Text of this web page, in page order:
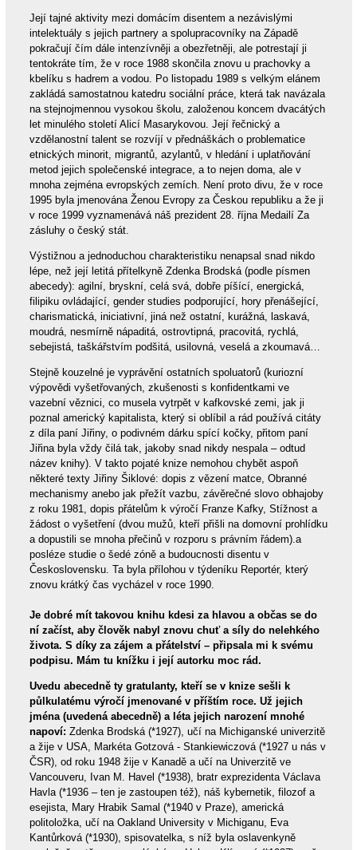
Její tajné aktivity mezi domácím disentem a nezávislými
intelektuály s jejich partnery a spolupracovníky na Západě
pokračují čím dále intenzívněji a obezřetněji, ale potrestají ji
tentokráte tím, že v roce 1988 skončila znovu u prachovky a
kbelíku s hadrem a vodou. Po listopadu 1989 s velkým elánem
zakládá samostatnou katedru sociální práce, která tak navázala
na stejnojmennou vysokou školu, založenou koncem dvacátých
let minulého století Alicí Masarykovou. Její řečnický a
vzdělanostní talent se rozvíjí v přednáškách o problematice
etnických minorit, migrantů, azylantů, v hledání i uplatňování
metod jejich společenské integrace, a to nejen doma, ale v
mnoha zejména evropských zemích. Není proto divu, že v roce
1995 byla jmenována Ženou Evropy za Českou republiku a že ji
v roce 1999 vyznamenává náš prezident 28. října Medailí Za
zásluhy o český stát.
Výstižnou a jednoduchou charakteristiku nenapsal snad nikdo
lépe, než její letitá přítelkyně Zdenka Brodská (podle písmen
abecedy): agilní, bryskní, celá svá, dobře píšící, energická,
filipiku ovládající, gender studies podporující, hory přenášející,
charismatická, iniciativní, jiná než ostatní, kurážná, laskavá,
moudrá, nesmírně nápaditá, ostrovtipná, pracovitá, rychlá,
sebejistá, taškářstvím podšitá, usilovná, veselá a zkoumavá…
Stejně kouzelné je vyprávění ostatních spoluatorů (kuriozní
výpovědi vyšetřovaných, zkušenosti s konfidentkami ve
vazební věznici, co musela vytrpět v kafkovské zemi, jak ji
poznal americký kapitalista, který si oblíbil a rád používá citáty
z díla paní Jiřiny, o podivném dárku spící kočky, přitom paní
Jiřina byla vždy čilá tak, jakoby snad nikdy nespala – odtud
název knihy). V takto pojaté knize nemohou chybět aspoň
některé texty Jiřiny Šiklové: dopis z vězení matce, Obranné
mechanismy anebo jak přežít vazbu, závěrečné slovo obhajoby
z roku 1981, dopis přátelům k výročí Franze Kafky, Stížnost a
žádost o vyšetření (dvou mužů, kteří přišli na domovní prohlídku
a dopustili se mnoha přečinů v rozporu s právním řádem).a
posléze studie o šedé zóně a budoucnosti disentu v
Československu. Ta byla přílohou v týdeníku Reportér, který
znovu krátký čas vycházel v roce 1990.
Je dobré mít takovou knihu kdesi za hlavou a občas se do
ní začíst, aby člověk nabyl znovu chuť a síly do nelehkého
života. S díky za zájem a přátelství – připsala mi k svému
podpisu. Mám tu knížku i její autorku moc rád.
Uvedu abecedně ty gratulanty, kteří se v knize sešli k
půlkulatému výročí jmenované v příštím roce. Už jejich
jména (uvedená abecedně) a léta jejich narození mnohé
napoví: Zdenka Brodská (*1927), učí na Michiganské univerzitě
a žije v USA, Markéta Gotzová - Stankiewiczová (*1927 u nás v
ČSR), od roku 1948 žije v Kanadě a učí na Univerzitě ve
Vancouveru, Ivan M. Havel (*1938), bratr exprezidenta Václava
Havla (*1936 – ten je zastoupen též), náš kybernetik, filozof a
esejista, Mary Hrabik Samal (*1940 v Praze), americká
politoložka, učí na Oakland University v Michiganu, Eva
Kantůrková (*1930), spisovatelka, s níž byla oslavenkyně